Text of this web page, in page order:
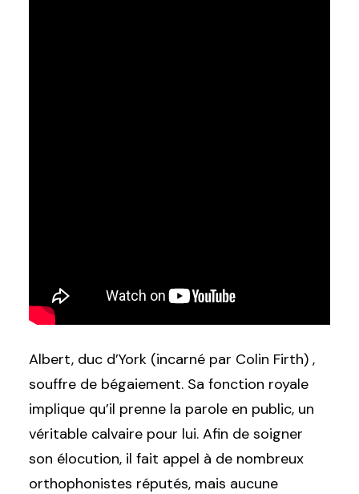
Albert, duc d’York (incarné par Colin Firth) ,
souffre de bégaiement. Sa fonction royale
implique qu’il prenne la parole en public, un
véritable calvaire pour lui. Afin de soigner
son élocution, il fait appel à de nombreux
orthophonistes réputés, mais aucune